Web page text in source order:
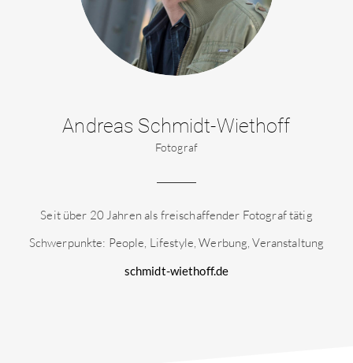
Andreas Schmidt-Wiethoff
Fotograf
Seit über 20 Jahren als freischaffender Fotograf tätig
Schwerpunkte: People, Lifestyle, Werbung, Veranstaltung
schmidt-wiethoff.de